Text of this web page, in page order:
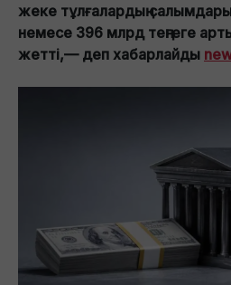
жеке тұлғалардың
немесе 396 млрд теңгеге
жетті,— деп хабарлайды